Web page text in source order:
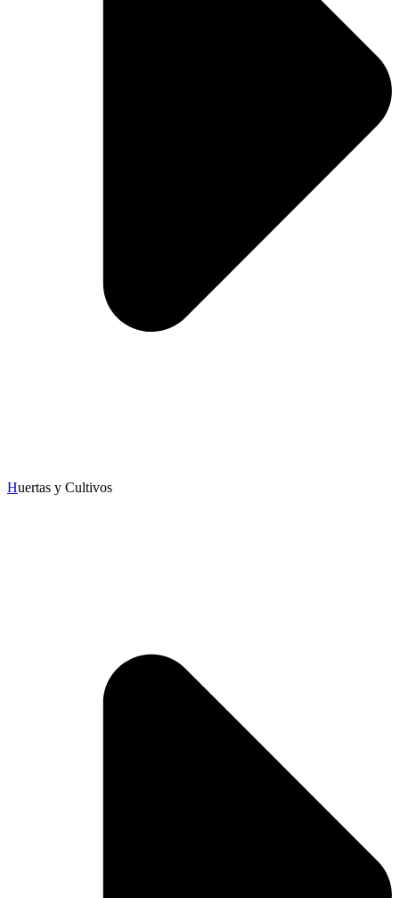
Huertas y Cultivos